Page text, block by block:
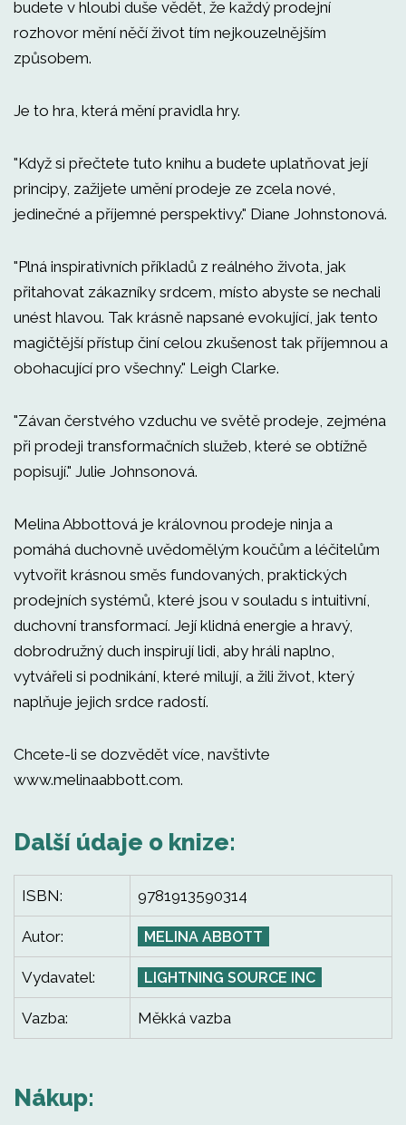
budete v hloubi duše vědět, že každý prodejní
rozhovor mění něčí život tím nejkouzelnějším
způsobem.
Je to hra, která mění pravidla hry.
"Když si přečtete tuto knihu a budete uplatňovat její
principy, zažijete umění prodeje ze zcela nové,
jedinečné a příjemné perspektivy." Diane Johnstonová.
"Plná inspirativních příkladů z reálného života, jak
přitahovat zákazníky srdcem, místo abyste se nechali
unést hlavou. Tak krásně napsané evokující, jak tento
magičtější přístup činí celou zkušenost tak příjemnou a
obohacující pro všechny." Leigh Clarke.
"Závan čerstvého vzduchu ve světě prodeje, zejména
při prodeji transformačních služeb, které se obtížně
popisují." Julie Johnsonová.
Melina Abbottová je královnou prodeje ninja a
pomáhá duchovně uvědomělým koučům a léčitelům
vytvořit krásnou směs fundovaných, praktických
prodejních systémů, které jsou v souladu s intuitivní,
duchovní transformací. Její klidná energie a hravý,
dobrodružný duch inspirují lidi, aby hráli naplno,
vytvářeli si podnikání, které milují, a žili život, který
naplňuje jejich srdce radostí.
Chcete-li se dozvědět více, navštivte
www.melinaabbott.com.
Další údaje o knize:
ISBN: 9781913590314
Autor: MELINA ABBOTT
Vydavatel: LIGHTNING SOURCE INC
Vazba: Měkká vazba
Nákup: